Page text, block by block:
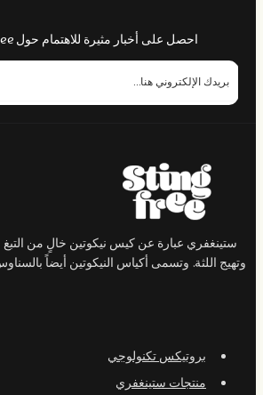
احصل على أخبار مثيرة للاهتمام حول Stingfree و snus.
ستينغفري عبارة عن كيس نيكوتين خالٍ من
وتهيج اللثة. وتسمى أكياس النيكوتين أيضاً
بروتيكس تكنولوجي
منتجات ستينغفري